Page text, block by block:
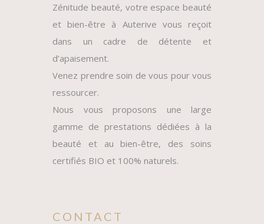
Zénitude beauté, votre espace beauté
et bien-être à Auterive vous reçoit
dans un cadre de détente et
d’apaisement.
Venez prendre soin de vous pour vous
ressourcer.
Nous vous proposons une large
gamme de prestations dédiées à la
beauté et au bien-être, des soins
certifiés BIO et 100% naturels.
CONTACT